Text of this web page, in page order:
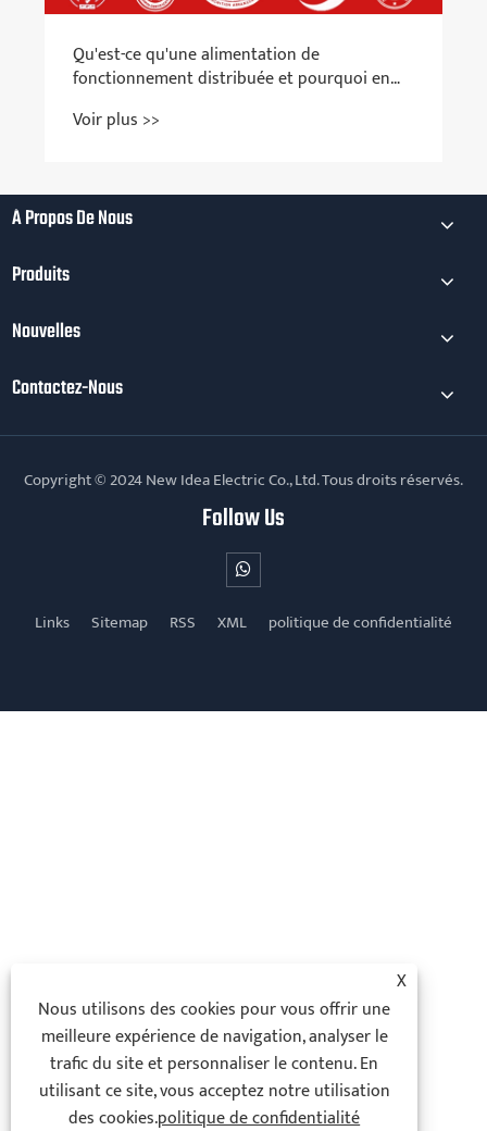
Qu'est-ce qu'une alimentation de
fonctionnement distribuée et pourquoi en
Voir plus >>
À Propos De Nous
Produits
Nouvelles
Contactez-Nous
Copyright © 2024 New Idea Electric Co., Ltd. Tous droits réservés.
Follow Us
Links Sitemap RSS XML politique de confidentialité
X
Nous utilisons des cookies pour vous offrir une
meilleure expérience de navigation, analyser le
trafic du site et personnaliser le contenu. En
utilisant ce site, vous acceptez notre utilisation
des cookies.politique de confidentialité